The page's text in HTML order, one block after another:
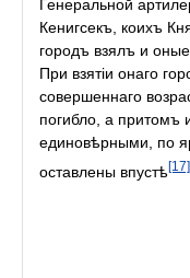
Генеральной
Кенигсекъ, коихъ
городъ взялъ и
При взятіи онаго
совершеннаго
погибло, а притомъ
единовѣрными, по
оставлены впустѣ [17]